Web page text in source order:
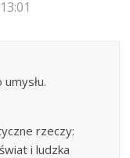
rzeczy:
i ludzka